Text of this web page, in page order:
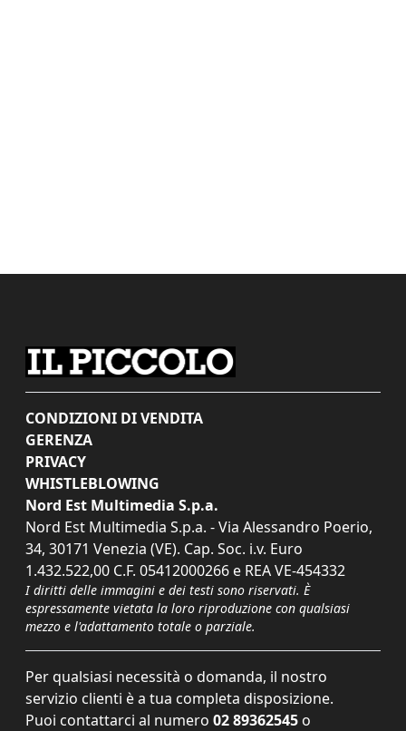
CONDIZIONI DI VENDITA
GERENZA
PRIVACY
WHISTLEBLOWING
Nord Est Multimedia S.p.a.
Nord Est Multimedia S.p.a. - Via Alessandro Poerio,
34, 30171 Venezia (VE). Cap. Soc. i.v. Euro
1.432.522,00 C.F. 05412000266 e REA VE-454332
I diritti delle immagini e dei testi sono riservati. È
espressamente vietata la loro riproduzione con qualsiasi
mezzo e l'adattamento totale o parziale.
Per qualsiasi necessità o domanda, il nostro
servizio clienti è a tua completa disposizione.
Puoi contattarci al numero 02 89362545 o